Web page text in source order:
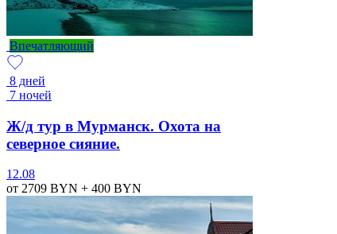
Впечатляющий
8 дней
7 ночей
Ж/д тур в Мурманск. Охота на
северное сияние.
12.08
от 2709 BYN + 400 BYN